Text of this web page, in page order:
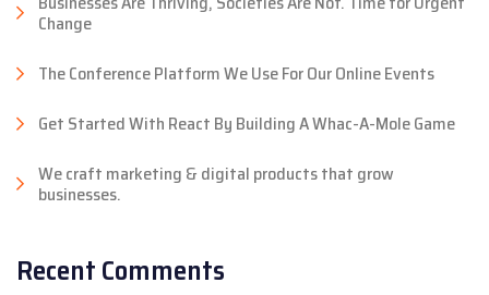
Change
The Conference Platform We Use For Our Online Events
Get Started With React By Building A Whac-A-Mole Game
We craft marketing & digital products that grow
businesses.
Recent Comments